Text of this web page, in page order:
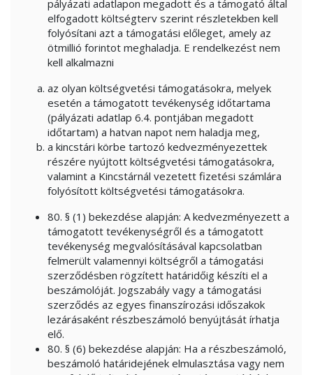
pályázati adatlapon megadott és a támogató által
elfogadott költségterv szerint részletekben kell
folyósítani azt a támogatási előleget, amely az
ötmillió forintot meghaladja. E rendelkezést nem
kell alkalmazni
az olyan költségvetési támogatásokra, melyek
esetén a támogatott tevékenység időtartama
(pályázati adatlap 6.4. pontjában megadott
időtartam) a hatvan napot nem haladja meg,
a kincstári körbe tartozó kedvezményezettek
részére nyújtott költségvetési támogatásokra,
valamint a Kincstárnál vezetett fizetési számlára
folyósított költségvetési támogatásokra.
80. § (1) bekezdése alapján: A kedvezményezett a
támogatott tevékenységről és a támogatott
tevékenység megvalósításával kapcsolatban
felmerült valamennyi költségről a támogatási
szerződésben rögzített határidőig készíti el a
beszámolóját. Jogszabály vagy a támogatási
szerződés az egyes finanszírozási időszakok
lezárásaként részbeszámoló benyújtását írhatja
elő.
80. § (6) bekezdése alapján: Ha a részbeszámoló,
beszámoló határidejének elmulasztása vagy nem